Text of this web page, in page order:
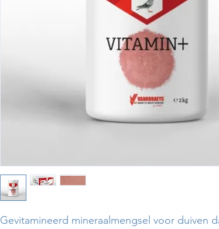
Gevitamineerd mineraalmengsel voor duiven